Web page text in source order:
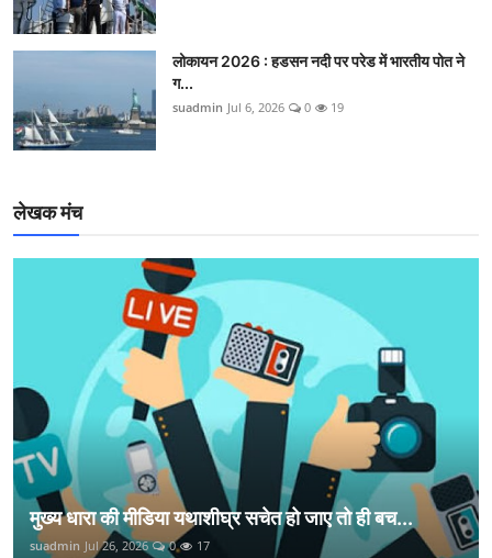
लोकायन 2026 : हडसन नदी पर परेड में भारतीय पोत ने
ग...
suadmin Jul 6, 2026 0 19
लेखक मंच
मुख्य धारा की मीडिया यथाशीघ्र सचेत हो जाए तो ही बच...
suadmin Jul 26, 2026 0 17